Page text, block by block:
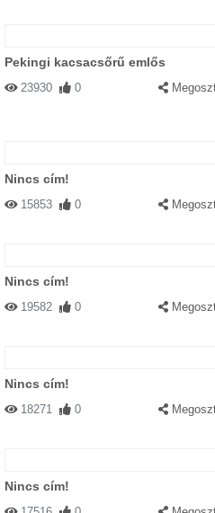
Pekingi kacsacsőrű emlős
23930 0
Nincs cím!
15853 0
Nincs cím!
19582 0
Nincs cím!
18271 0
Nincs cím!